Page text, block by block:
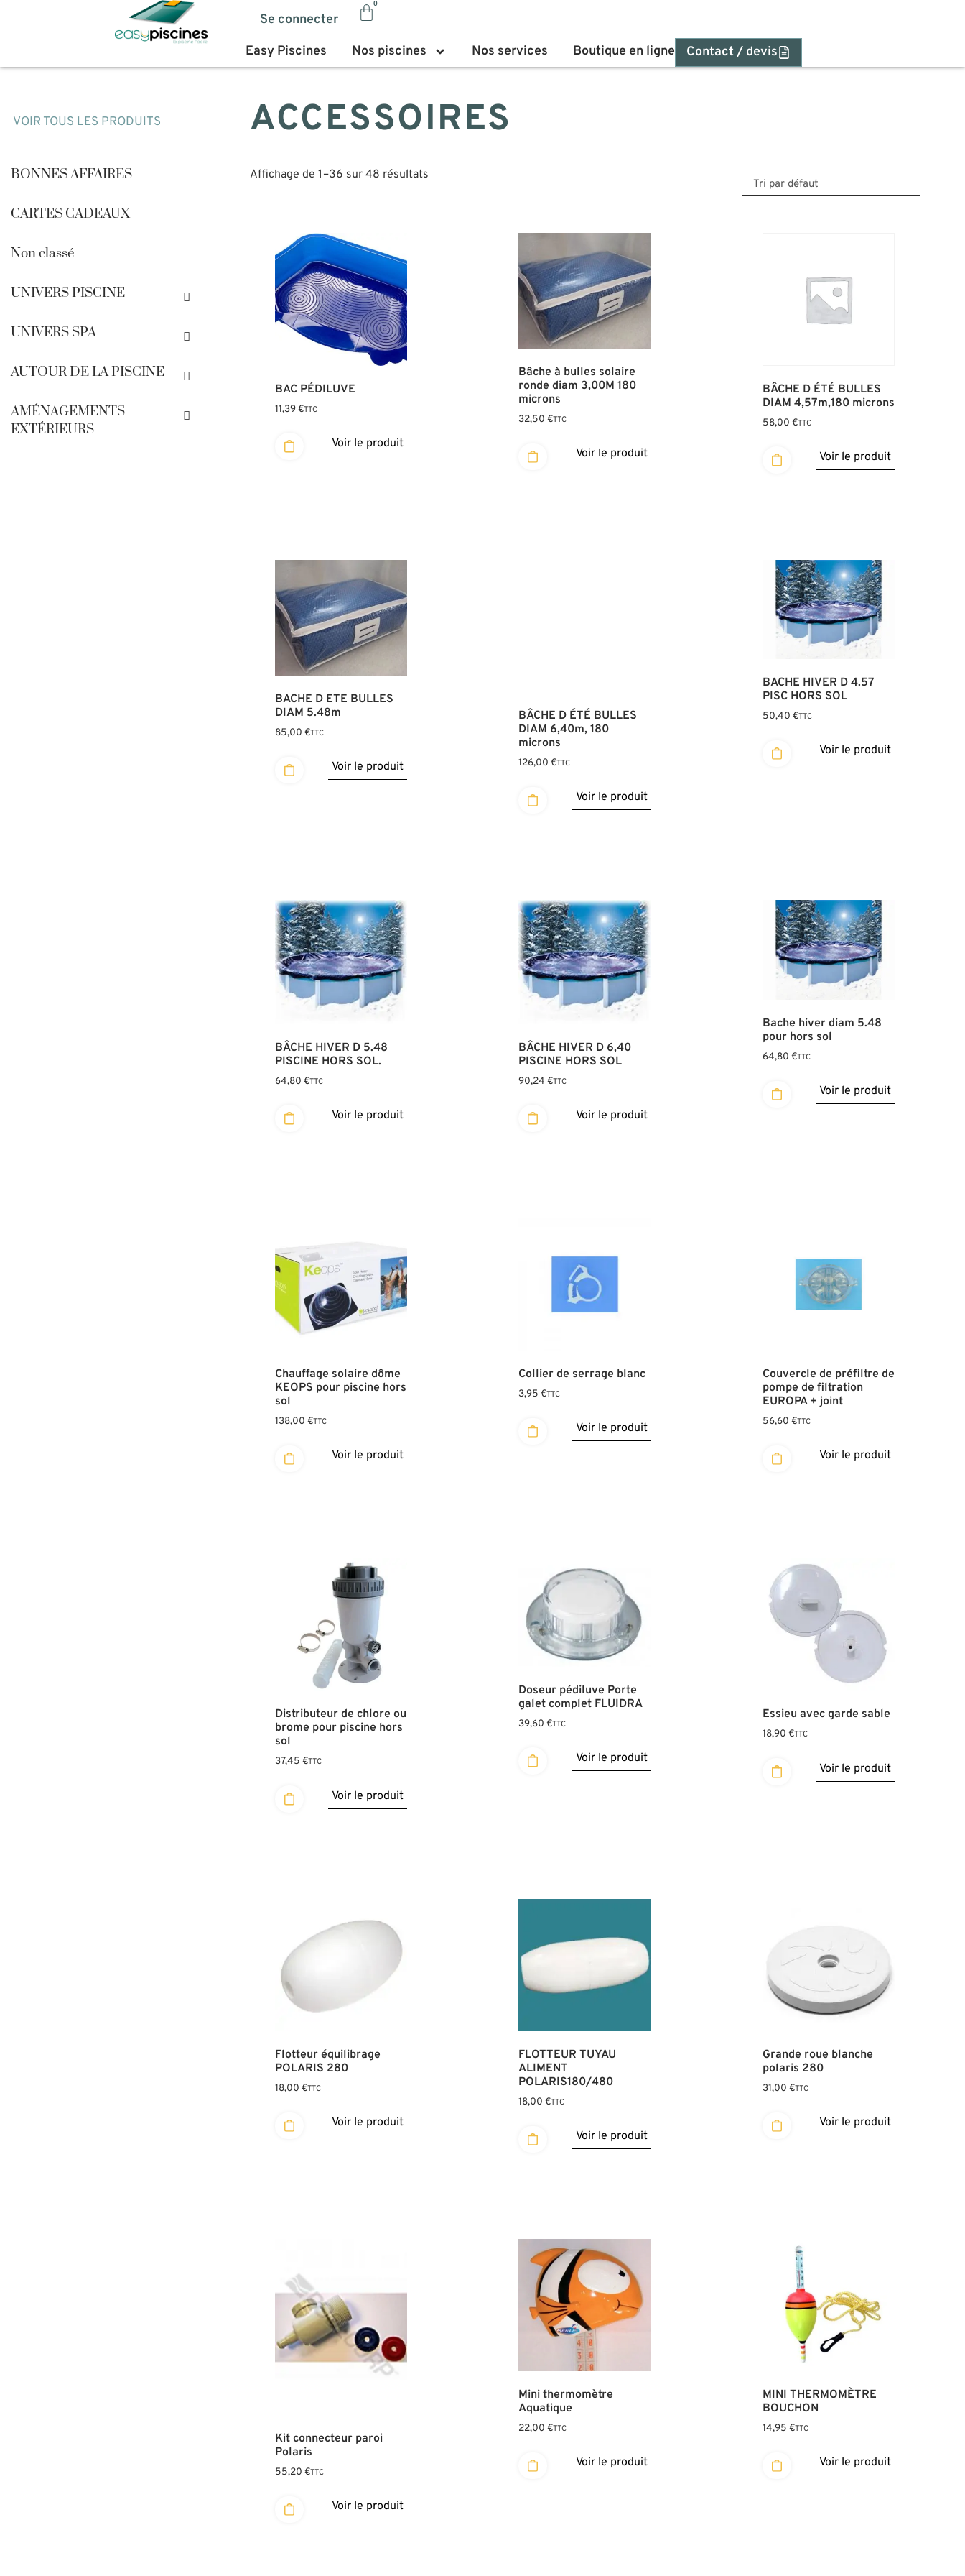
Se connecter
0
Easy Piscines Nos piscines Nos services Boutique en ligne Contact / devis
VOIR TOUS LES PRODUITS
BONNES AFFAIRES
CARTES CADEAUX
Non classé
UNIVERS PISCINE
UNIVERS SPA
AUTOUR DE LA PISCINE
AMÉNAGEMENTS
EXTÉRIEURS
ACCESSOIRES
Affichage de 1–36 sur 48 résultats
BAC PÉDILUVE
11,39€TTC
Voir le produit
Bâche à bulles solaire
ronde diam 3,00M 180
microns
32,50€TTC
Voir le produit
BÂCHE D ÉTÉ BULLES
DIAM 4,57m,180 microns
58,00 €TTC
Voir le produit
BACHE D ETE BULLES
DIAM 5.48m
85,00€TTC
Voir le produit
BÂCHE D ÉTÉ BULLES
DIAM 6,40m, 180
microns
126,00€TTC
Voir le produit
BACHE HIVER D 4.57
PISC HORS SOL
50,40 €TTC
Voir le produit
BÂCHE HIVER D 5.48
PISCINE HORS SOL.
64,80€TTC
Voir le produit
BÂCHE HIVER D 6,40
PISCINE HORS SOL
90,24€TTC
Voir le produit
Bache hiver diam 5.48
pour hors sol
64,80 €TTC
Voir le produit
Chauffage solaire dôme
KEOPS pour piscine hors
sol
138,00€TTC
Voir le produit
Collier de serrage blanc
3,95€TTC
Voir le produit
Couvercle de préfiltre de
pompe de filtration
EUROPA + joint
56,60 €TTC
Voir le produit
Distributeur de chlore ou
brome pour piscine hors
sol
37,45€TTC
Voir le produit
Doseur pédiluve Porte
galet complet FLUIDRA
39,60€TTC
Voir le produit
Essieu avec garde sable
18,90 €TTC
Voir le produit
Flotteur équilibrage
POLARIS 280
18,00€TTC
Voir le produit
FLOTTEUR TUYAU
ALIMENT
POLARIS180/480
18,00€TTC
Voir le produit
Grande roue blanche
polaris 280
31,00 €TTC
Voir le produit
Kit connecteur paroi
Polaris
55,20€TTC
Voir le produit
Mini thermomètre
Aquatique
22,00€TTC
Voir le produit
MINI THERMOMÈTRE
BOUCHON
14,95 €TTC
Voir le produit